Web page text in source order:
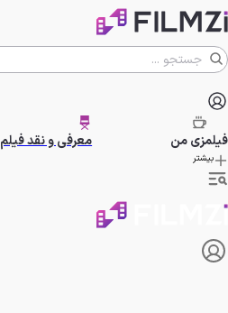
فیلمزیمن معرفی و نقد فیلم
بیشتر